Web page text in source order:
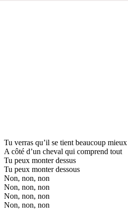
Tu verras qu’il se tient beaucoup
A côté d’un cheval qui comprend tout
Tu peux monter dessus
Tu peux monter dessous
Non, non, non
Non, non, non
Non, non, non
Non, non, non